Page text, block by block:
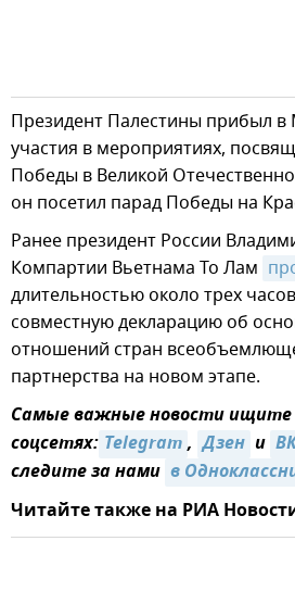
Президент Палестины прибыл в
участия в мероприятиях,
Победы в Великой
он посетил парад Победы на
Ранее президент России
Компартии Вьетнама То Лам
длительностью около трех
совместную декларацию об
отношений стран
партнерства на новом этапе.
Самые важные новости
соцсетях: Telegram, Дзен и
следите за нами в
Читайте также на РИА